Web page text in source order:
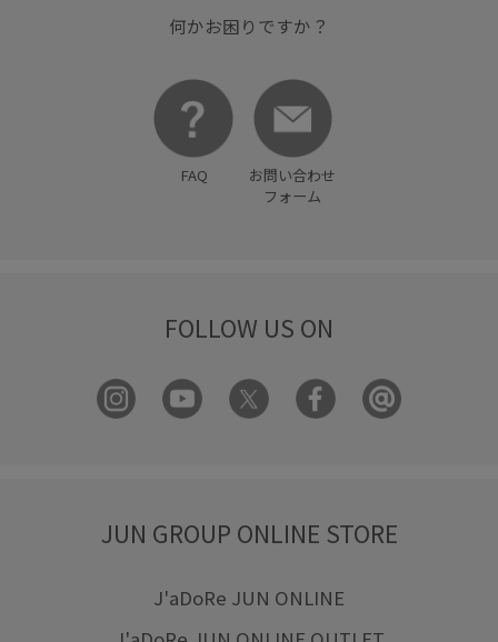
何かお困りですか？
FAQ
お問い合わせ
フォーム
FOLLOW US ON
JUN GROUP ONLINE STORE
J'aDoRe JUN ONLINE